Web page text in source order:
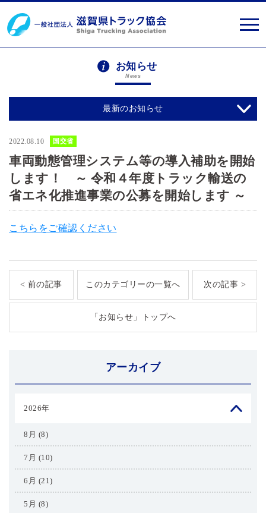
お知らせ
News
最新のお知らせ
2022.08.10 国交省
車両動態管理システム等の導入補助を開始
します！ ～ 令和４年度トラック輸送の
省エネ化推進事業の公募を開始します ～
こちらをご確認ください
< 前の記事 このカテゴリーの一覧へ 次の記事 >
「お知らせ」トップへ
アーカイブ
2026年
8月 (8)
7月 (10)
6月 (21)
5月 (8)